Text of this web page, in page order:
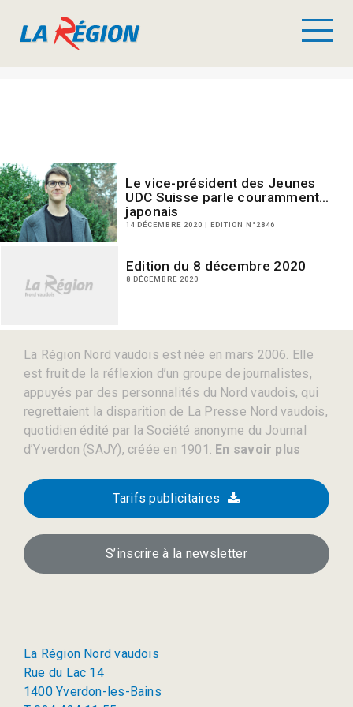
Le vice-président des Jeunes
UDC Suisse parle couramment…
japonais
14 DÉCEMBRE 2020 | EDITION N°2846
Edition du 8 décembre 2020
8 DÉCEMBRE 2020
La Région Nord vaudois est née en mars 2006. Elle
est fruit de la réflexion d’un groupe de journalistes,
appuyés par des personnalités du Nord vaudois, qui
regrettaient la disparition de La Presse Nord vaudois,
quotidien édité par la Société anonyme du Journal
d’Yverdon (SAJY), créée en 1901. En savoir plus
Tarifs publicitaires
S’inscrire à la newsletter
La Région Nord vaudois
Rue du Lac 14
1400 Yverdon-les-Bains